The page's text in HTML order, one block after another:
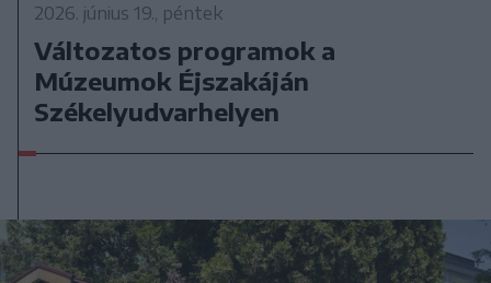
2026. június 19., péntek
Változatos programok a
Múzeumok Éjszakáján
Székelyudvarhelyen